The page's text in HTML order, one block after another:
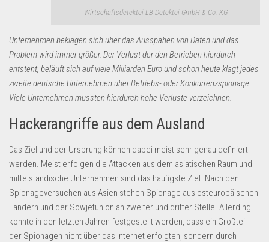
Restposten für Privatpersonen
eBay Restposten kaufen
Sonderposten-Angebote
Saison & Eventprodkte
Dropshipping-Produkte
Grosshandel
Amazon
Aldi
Lidl
Wirtschaftsdetektei LB Detektei GmbH & Co. KG
Unternehmen beklagen sich über das Ausspähen von Daten und das
Problem wird immer größer. Der Verlust der den Betrieben hierdurch
entsteht, beläuft sich auf viele Milliarden Euro und schon heute klagt jedes
zweite deutsche Unternehmen über Betriebs- oder Konkurrenzspionage.
Viele Unternehmen mussten hierdurch hohe Verluste verzeichnen.
Hackerangriffe aus dem Ausland
Das Ziel und der Ursprung können dabei meist sehr genau definiert
werden. Meist erfolgen die Attacken aus dem asiatischen Raum und
mittelständische Unternehmen sind das häufigste Ziel. Nach den
Spionageversuchen aus Asien stehen Spionage aus osteuropäischen
Ländern und der Sowjetunion an zweiter und dritter Stelle. Allerding
konnte in den letzten Jahren festgestellt werden, dass ein Großteil
der Spionagen nicht über das Internet erfolgten, sondern durch